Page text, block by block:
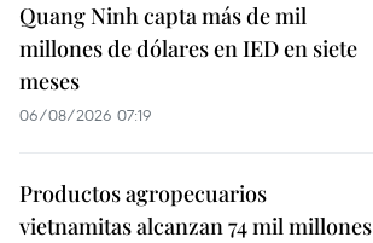
Quang Ninh capta más de mil
millones de dólares en IED en siete
meses
06/08/2026 07:19
Productos agropecuarios
vietnamitas alcanzan 74 mil millones